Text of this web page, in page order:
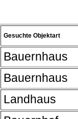
Gesuchte Objektart
Bauernhaus
Bauernhaus
Landhaus